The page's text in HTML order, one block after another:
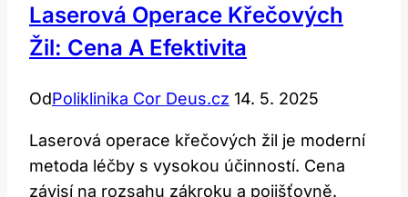
Laserová Operace Křečových
Žil: Cena A Efektivita
OdPoliklinika Cor Deus.cz 14. 5. 2025
Laserová operace křečových žil je moderní
metoda léčby s vysokou účinností. Cena
závisí na rozsahu zákroku a pojišťovně.